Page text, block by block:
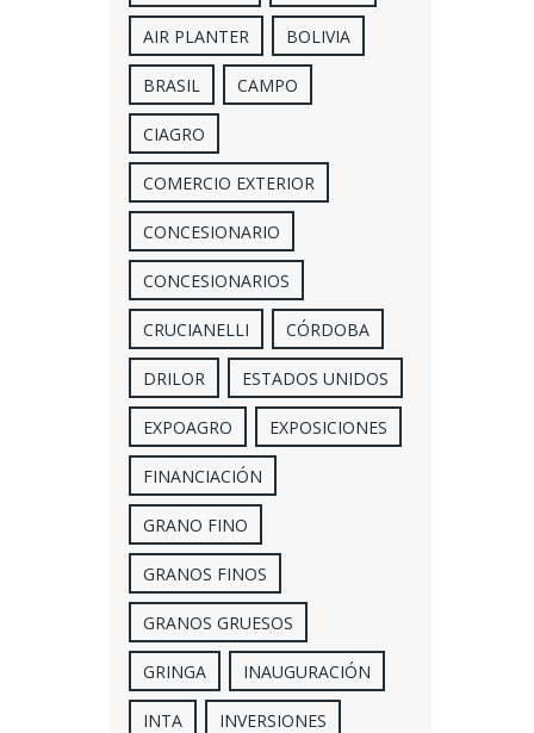
AIR PLANTER BOLIVIA
BRASIL CAMPO
CIAGRO
COMERCIO EXTERIOR
CONCESIONARIO
CONCESIONARIOS
CRUCIANELLI CÓRDOBA
DRILOR ESTADOS UNIDOS
EXPOAGRO EXPOSICIONES
FINANCIACIÓN
GRANO FINO
GRANOS FINOS
GRANOS GRUESOS
GRINGA INAUGURACIÓN
INTA INVERSIONES